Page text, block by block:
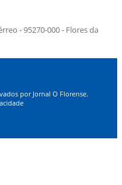
- 95270-000 - Flores da
por Jornal O Florense.